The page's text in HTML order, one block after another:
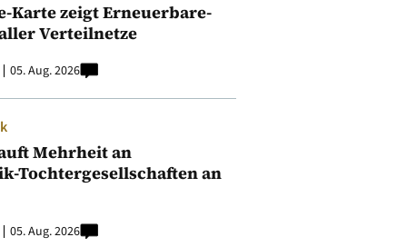
Karte zeigt Erneuerbare-
Verteilnetze
05. Aug. 2026
Mehrheit an
Tochtergesellschaften an
05. Aug. 2026